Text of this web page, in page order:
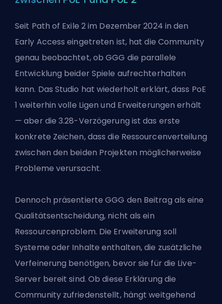
Seit Path of Exile 2 im Dezember 2024 in den
Early Access eingetreten ist, hat die Community
genau beobachtet, ob GGG die parallele
Entwicklung beider Spiele aufrechterhalten
kann. Das Studio hat wiederholt erklärt, dass PoE
1 weiterhin volle Ligen und Erweiterungen erhält
— aber die 3.28-Verzögerung ist das erste
konkrete Zeichen, dass die Ressourcenverteilung
zwischen den beiden Projekten möglicherweise
Probleme verursacht.
Dennoch präsentierte GGG den Beitrag als eine
Qualitätsentscheidung, nicht als ein
Ressourcenproblem. Die Erweiterung soll
Systeme oder Inhalte enthalten, die zusätzliche
Verfeinerung benötigen, bevor sie für die Live-
Server bereit sind. Ob diese Erklärung die
Community zufriedenstellt, hängt weitgehend